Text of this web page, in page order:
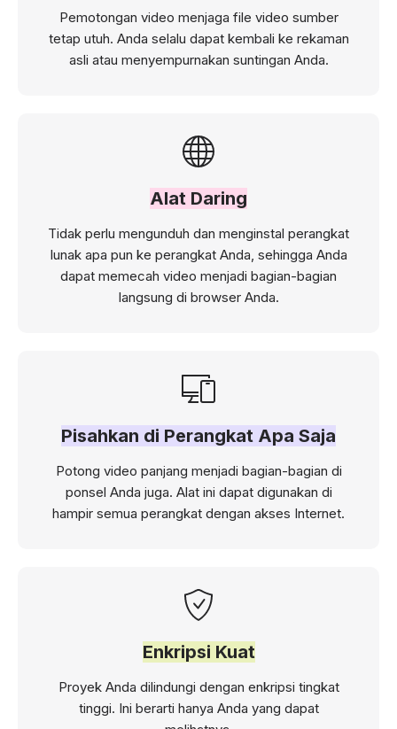
Pemotongan video menjaga file video sumber
tetap utuh. Anda selalu dapat kembali ke rekaman
asli atau menyempurnakan suntingan Anda.
Alat Daring
Tidak perlu mengunduh dan menginstal perangkat
lunak apa pun ke perangkat Anda, sehingga Anda
dapat memecah video menjadi bagian-bagian
langsung di browser Anda.
Pisahkan di Perangkat Apa Saja
Potong video panjang menjadi bagian-bagian di
ponsel Anda juga. Alat ini dapat digunakan di
hampir semua perangkat dengan akses Internet.
Enkripsi Kuat
Proyek Anda dilindungi dengan enkripsi tingkat
tinggi. Ini berarti hanya Anda yang dapat